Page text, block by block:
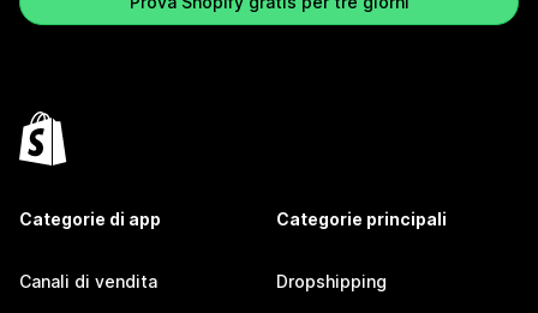
Categorie di app
Canali di vendita
Categorie principali
Dropshipping